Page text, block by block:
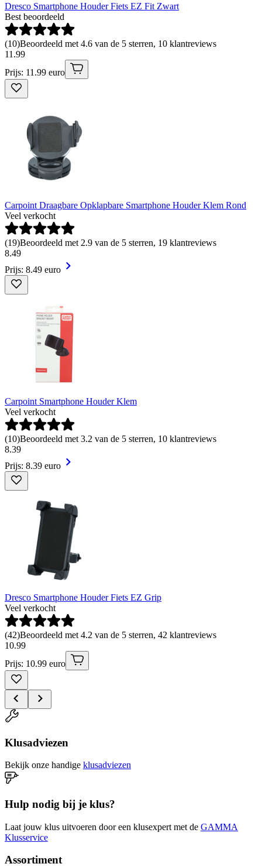
Dresco Smartphone Houder Fiets EZ Fit Zwart
Best beoordeeld
(10)Beoordeeld met 4.6 van de 5 sterren, 10 klantreviews
11 .99
Prijs: 11.99 euro
Carpoint Draagbare Opklapbare Smartphone Houder Klem Rond
Veel verkocht
(19)Beoordeeld met 2.9 van de 5 sterren, 19 klantreviews
8.49
Prijs: 8.49 euro
Carpoint Smartphone Houder Klem
Veel verkocht
(10)Beoordeeld met 3.2 van de 5 sterren, 10 klantreviews
8.39
Prijs: 8.39 euro
Dresco Smartphone Houder Fiets EZ Grip
Veel verkocht
(42)Beoordeeld met 4.2 van de 5 sterren, 42 klantreviews
10.99
Prijs: 10.99 euro
Klusadviezen
Bekijk onze handige klusadviezen
Hulp nodig bij je klus?
Laat jouw klus uitvoeren door een klusexpert met de GAMMA
Klusservice
Assortiment